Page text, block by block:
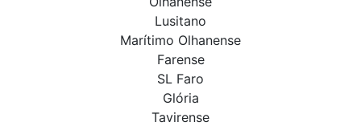
Lusitano
Marítimo Olhanense
Farense
SL Faro
Glória
Tavirense